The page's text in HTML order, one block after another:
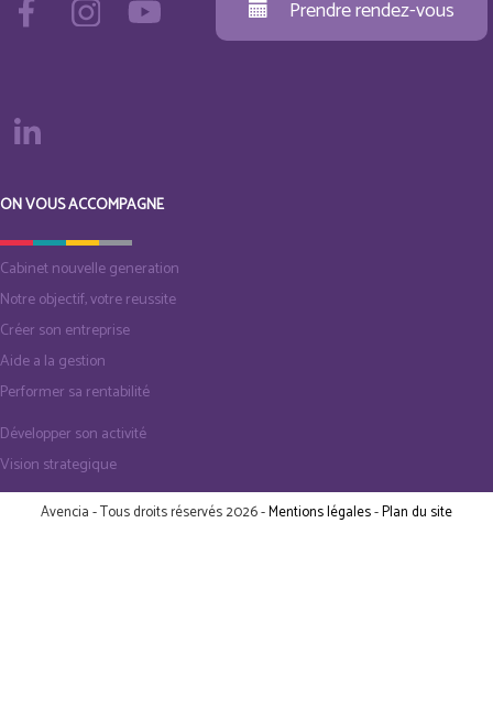
Prendre rendez-vous
ON VOUS ACCOMPAGNE
Cabinet nouvelle generation
Notre objectif, votre reussite
Créer son entreprise
Aide a la gestion
Performer sa rentabilité
Développer son activité
Vision strategique
Avencia - Tous droits réservés 2026 -Mentions légales-Plan du site